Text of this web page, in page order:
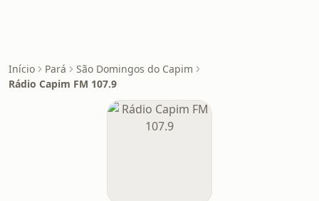
Início Pará
São Domingos do Capim
Rádio Capim FM 107.9